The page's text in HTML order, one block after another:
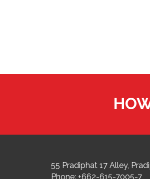
55 Pradiphat 17 Alley,
Phone: +662-615-7005-7